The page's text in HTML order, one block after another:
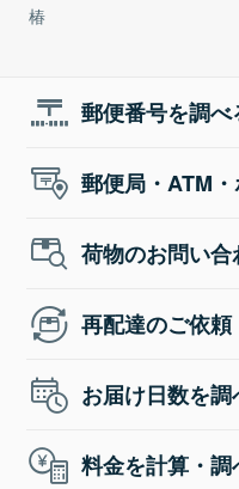
椿
郵便番号を調べ
郵便局・ATM
荷物のお問い合
再配達のご依頼
お届け日数を調
料金を計算・調